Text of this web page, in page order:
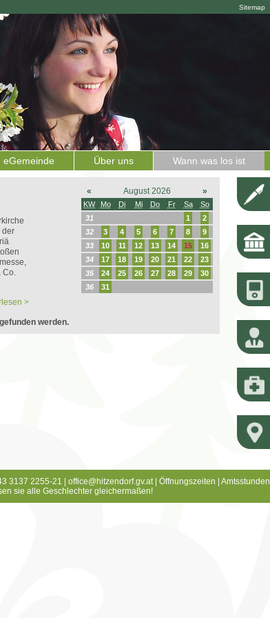
Sitemap
eGemeinde Über uns Wann was los ist
der
Co.
>
« August 2026 »
KW Mo Di Mi Do Fr Sa
So
31
1
2
32
3 4 5 6 7 8
9
33
10 11 12 13 14 15
16
34
17 18 19 20 21 22
23
35
24 25 26 27 28 29
30
36
31
werden.
3137 2255-21 | office@hitzendorf.gv.at| Öffnungszeiten
Amtsstunden
sie alle Geschlechter gleichermaßen!